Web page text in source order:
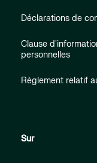
Déclarations de
Clause
personnelles
Règlement relatif
Sur